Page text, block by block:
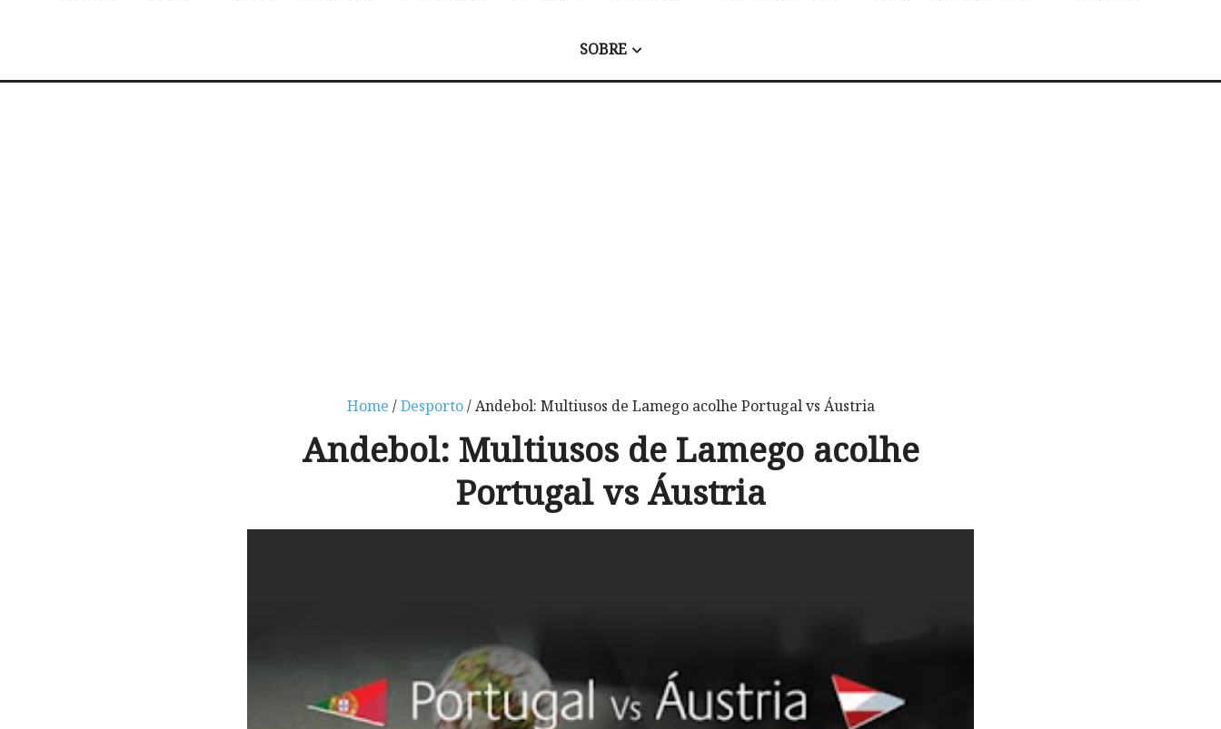
SOBRE
Home /Desporto/ Andebol: Multiusos de Lamego acolhe Portugal vs Áustria
Andebol: Multiusos de Lamego acolhe
Portugal vs Áustria